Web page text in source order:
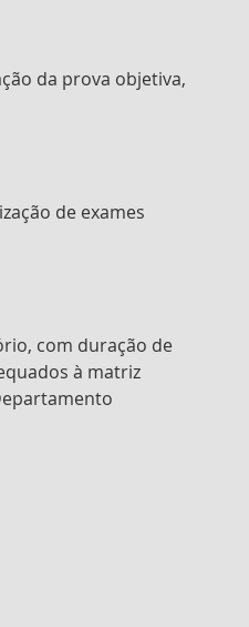
da prova objetiva,
de exames
com duração de
à matriz